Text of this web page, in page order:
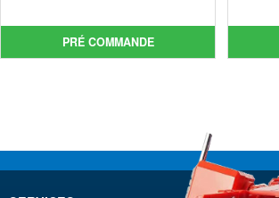
initial
était :
prix
actuel
PRÉ COMMANDE